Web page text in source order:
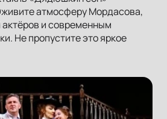
атмосферу Мордасова,
и современным
Не пропустите это яркое